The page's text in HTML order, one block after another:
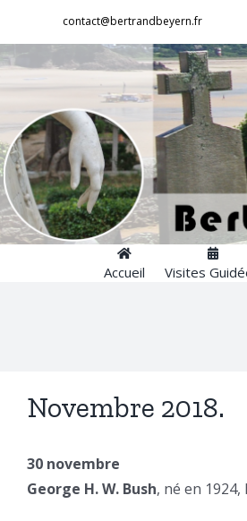
contenu
contact@bertrandbeyern.fr
Accueil Visites
Novembre 2018.
30 novembre
George H. W. Bush, né en